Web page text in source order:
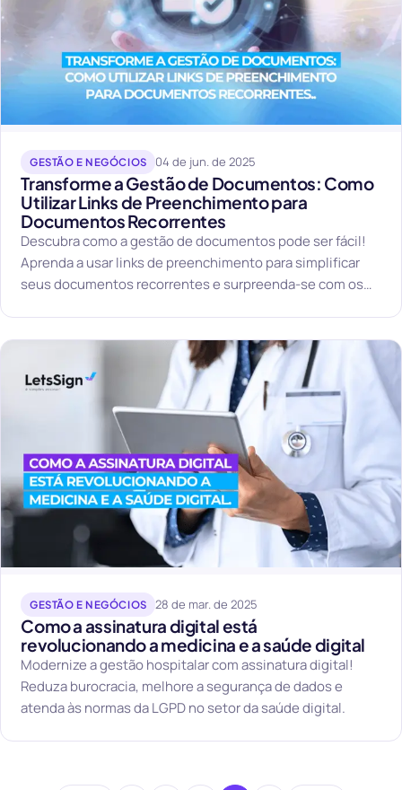
GESTÃO E NEGÓCIOS 04 de jun. de 2025
Transforme a Gestão de Documentos: Como
Utilizar Links de Preenchimento para
Documentos Recorrentes
Descubra como a gestão de documentos pode ser fácil!
Aprenda a usar links de preenchimento para simplificar
seus documentos recorrentes e surpreenda-se com os
GESTÃO E NEGÓCIOS 28 de mar. de 2025
Como a assinatura digital está
revolucionando a medicina e a saúde digital
Modernize a gestão hospitalar com assinatura digital!
Reduza burocracia, melhore a segurança de dados e
atenda às normas da LGPD no setor da saúde digital.